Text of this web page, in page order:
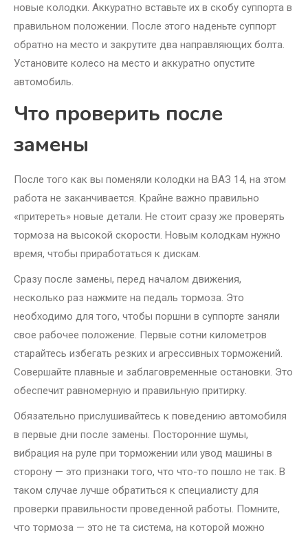
новые колодки. Аккуратно вставьте их в скобу суппорта в
правильном положении. После этого наденьте суппорт
обратно на место и закрутите два направляющих болта.
Установите колесо на место и аккуратно опустите
автомобиль.
Что проверить после
замены
После того как вы поменяли колодки на ВАЗ 14, на этом
работа не заканчивается. Крайне важно правильно
«притереть» новые детали. Не стоит сразу же проверять
тормоза на высокой скорости. Новым колодкам нужно
время, чтобы приработаться к дискам.
Сразу после замены, перед началом движения,
несколько раз нажмите на педаль тормоза. Это
необходимо для того, чтобы поршни в суппорте заняли
свое рабочее положение. Первые сотни километров
старайтесь избегать резких и агрессивных торможений.
Совершайте плавные и заблаговременные остановки. Это
обеспечит равномерную и правильную притирку.
Обязательно прислушивайтесь к поведению автомобиля
в первые дни после замены. Посторонние шумы,
вибрация на руле при торможении или увод машины в
сторону — это признаки того, что что-то пошло не так. В
таком случае лучше обратиться к специалисту для
проверки правильности проведенной работы. Помните,
что тормоза — это не та система, на которой можно